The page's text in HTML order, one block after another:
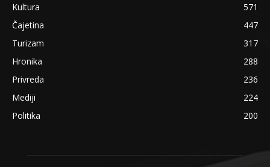
Kultura
571
Čajetina
447
Turizam
317
Hronika
288
Privreda
236
Mediji
224
Politika
200